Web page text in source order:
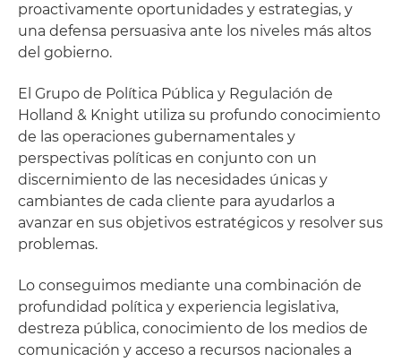
proactivamente oportunidades y estrategias, y
una defensa persuasiva ante los niveles más altos
del gobierno.
El Grupo de Política Pública y Regulación de
Holland & Knight utiliza su profundo conocimiento
de las operaciones gubernamentales y
perspectivas políticas en conjunto con un
discernimiento de las necesidades únicas y
cambiantes de cada cliente para ayudarlos a
avanzar en sus objetivos estratégicos y resolver sus
problemas.
Lo conseguimos mediante una combinación de
profundidad política y experiencia legislativa,
destreza pública, conocimiento de los medios de
comunicación y acceso a recursos nacionales a